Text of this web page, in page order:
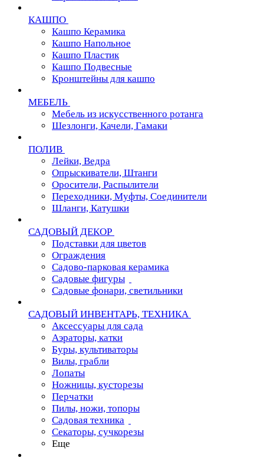
КАШПО
Кашпо Керамика
Кашпо Напольное
Кашпо Пластик
Кашпо Подвесные
Кронштейны для кашпо
МЕБЕЛЬ
Мебель из искусственного ротанга
Шезлонги, Качели, Гамаки
ПОЛИВ
Лейки, Ведра
Опрыскиватели, Штанги
Оросители, Распылители
Переходники, Муфты, Соединители
Шланги, Катушки
САДОВЫЙ ДЕКОР
Подставки для цветов
Ограждения
Садово-парковая керамика
Садовые фигуры
Садовые фонари, светильники
САДОВЫЙ ИНВЕНТАРЬ, ТЕХНИКА
Аксессуары для сада
Аэраторы, катки
Буры, культиваторы
Вилы, грабли
Лопаты
Ножницы, кусторезы
Перчатки
Пилы, ножи, топоры
Садовая техника
Секаторы, сучкорезы
Еще